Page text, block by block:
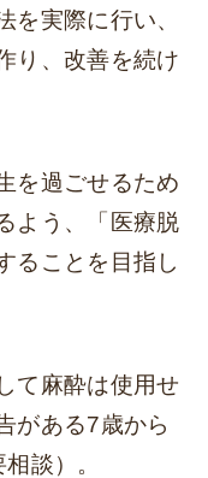
を実際に行い、
り、改善を続け
を過ごせるため
よう、「医療脱
ることを目指し
て麻酔は使用せ
がある7歳から
談）。